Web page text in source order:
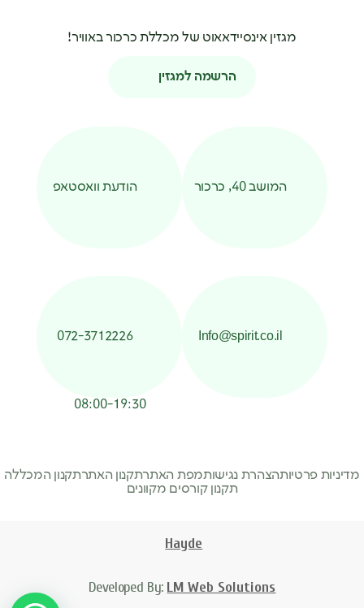
מגזין אינסיידאאוט של מכללת כרכור באוויר!
הרשמה למגזין
המושב 40, כרכור הודעת וואסטאפ
Info@spirit.co.il
072-3712226
08:00-19:30
מדיניות פרטיותהצהרת נגישותמפת האתרתקנון האתרתקנון המכללה
תקנון קורסים מקוונים
Hayde
Developed By: LM Web Solutions